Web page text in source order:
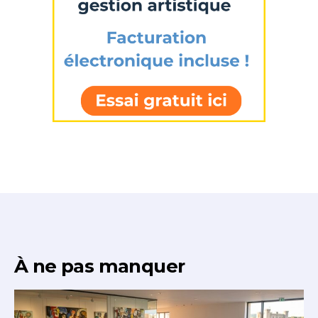
J'accepte les
* Champ obligatoire
À ne pas manquer